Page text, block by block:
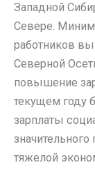
Западной
Севере.
работников
Северной
повышение
текущем году
зарплаты
тяжелой